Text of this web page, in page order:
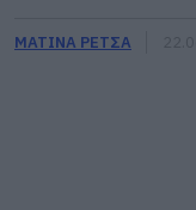
ΜΑΤΙΝΑ ΡΕΤΣΑ